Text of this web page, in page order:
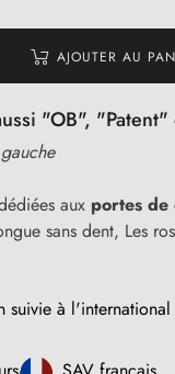
AJOUTER AU
"OB",
aux portes de
sans dent, Les
suivie à l'international